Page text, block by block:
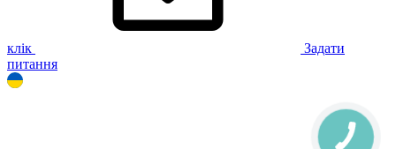
клік
Задати
питання